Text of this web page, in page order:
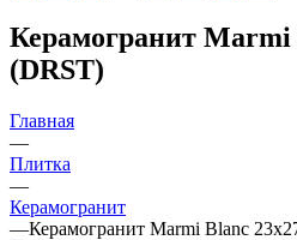
Керамогранит Marmi
(DRST)
Главная
—
Плитка
—
Керамогранит
—Керамогранит Marmi Blanc